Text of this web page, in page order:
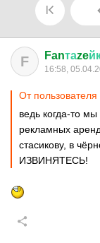
F Fanтаze
16:58,
От пользователя
ведь когда-то
рекламных
стасикову, в
ИЗВИНЯТЕСЬ!